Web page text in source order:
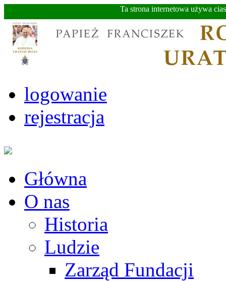
Ta strona internetowa używa
logowanie
rejestracja
Główna
O nas
Historia
Ludzie
Zarząd Fundacji